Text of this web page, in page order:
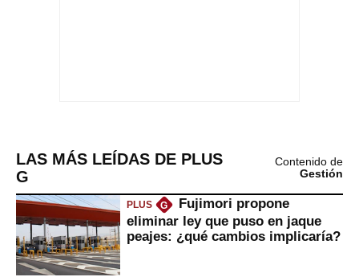
LAS MÁS LEÍDAS DE PLUS
G
Contenido de
Gestión
PLUS G
Fujimori propone
eliminar ley que puso en jaque
peajes: ¿qué cambios implicaría?